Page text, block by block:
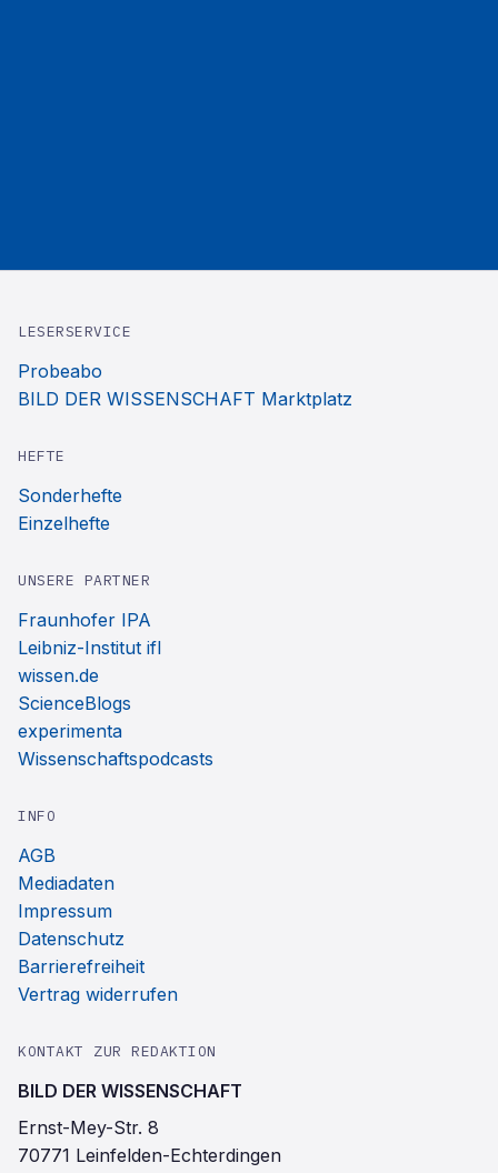
LESERSERVICE
Probeabo
BILD DER WISSENSCHAFT Marktplatz
HEFTE
Sonderhefte
Einzelhefte
UNSERE PARTNER
Fraunhofer IPA
Leibniz-Institut ifl
wissen.de
ScienceBlogs
experimenta
Wissenschaftspodcasts
INFO
AGB
Mediadaten
Impressum
Datenschutz
Barrierefreiheit
Vertrag widerrufen
KONTAKT ZUR REDAKTION
BILD DER WISSENSCHAFT
Ernst-Mey-Str. 8
70771 Leinfelden-Echterdingen